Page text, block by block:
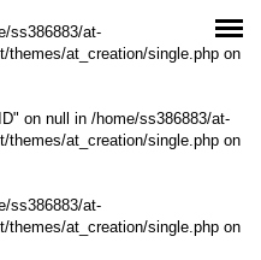
ss386883/at-
themes/at_creation/single.php on
on null in /home/ss386883/at-
themes/at_creation/single.php on
ss386883/at-
themes/at_creation/single.php on